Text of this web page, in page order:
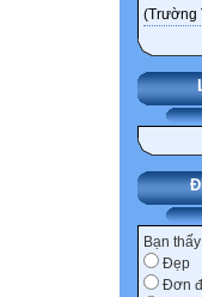
(Trường
Bạn
Đẹp
Đơn